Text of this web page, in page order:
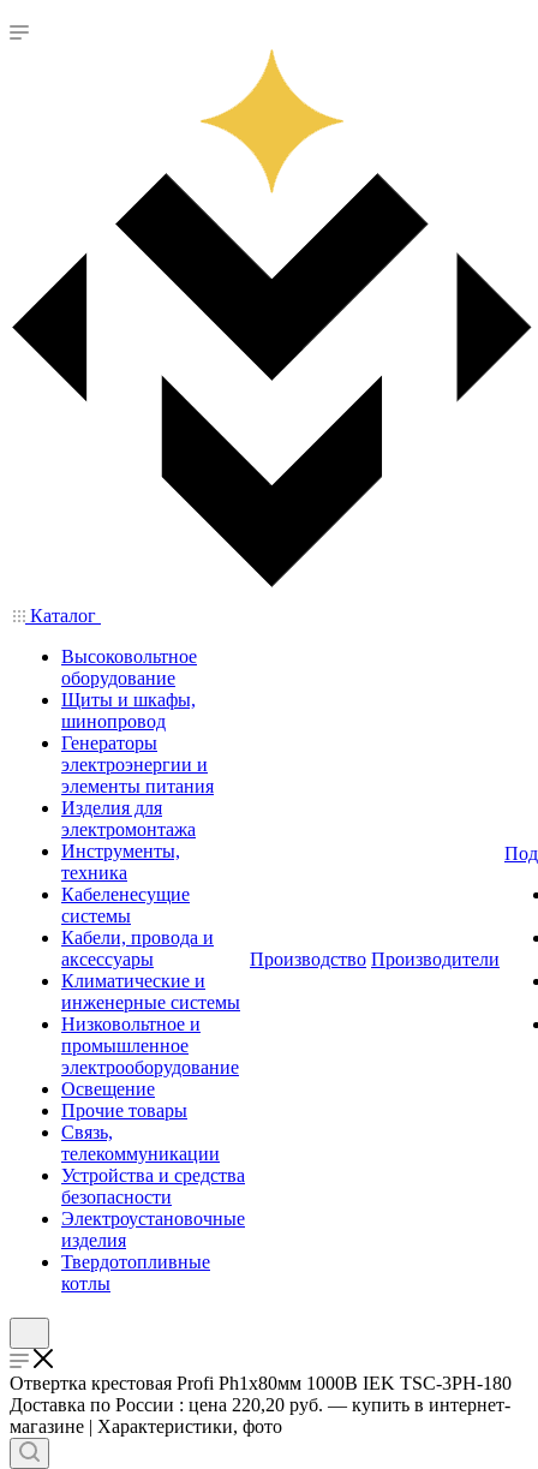
Каталог
Высоковольтное
оборудование
Щиты и шкафы,
шинопровод
Генераторы
электроэнергии и
элементы питания
Изделия для
электромонтажа
Инструменты,
техника
Кабеленесущие
системы
Кабели, провода и
аксессуары
Климатические и
инженерные системы
Низковольтное и
промышленное
электрооборудование
Освещение
Прочие товары
Связь,
телекоммуникации
Устройства и средства
безопасности
Электроустановочные
изделия
Твердотопливные
котлы
Производство Производители
Отвертка крестовая Profi Ph1х80мм 1000В IEK TSC-3PH-180
Доставка по России : цена 220,20 руб. — купить в интернет-
магазине | Характеристики, фото